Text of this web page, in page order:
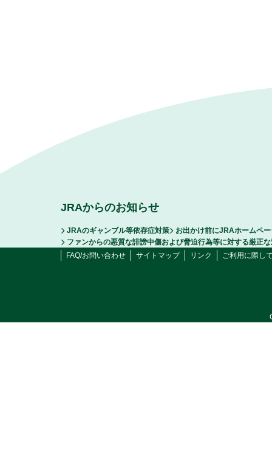
JRAからのお知らせ
JRAのギャンブル等依存症対策
お出かけ前にJRAホームペ
ファンからの悪質な誹謗中傷および脅迫行為等に対する厳正
FAQ/お問い合わせ
サイトマップ リンク ご利用に際し